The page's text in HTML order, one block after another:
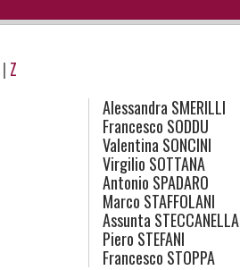
| Z
Alessandra SMERILLI
Francesco SODDU
Valentina SONCINI
Virgilio SOTTANA
Antonio SPADARO
Marco STAFFOLANI
Assunta STECCANELLA
Piero STEFANI
Francesco STOPPA